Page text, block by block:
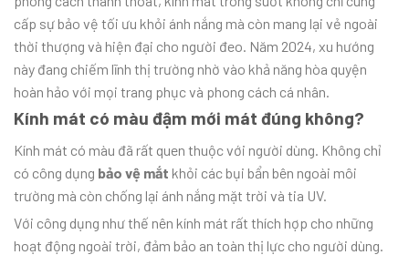
cấp sự bảo vệ tối ưu khỏi ánh nắng mà còn mang lại vẻ ngoài
thời thượng và hiện đại cho người đeo. Năm 2024, xu hướng
này đang chiếm lĩnh thị trường nhờ vào khả năng hòa quyện
hoàn hảo với mọi trang phục và phong cách cá nhân.
Kính mát có màu đậm mới mát đúng không?
Kính mát có màu đã rất quen thuộc với người dùng. Không chỉ
có công dụng bảo vệ mắt khỏi các bụi bẩn bên ngoài môi
trường mà còn chống lại ánh nắng mặt trời và tia UV.
Với công dụng như thế nên kính mát rất thích hợp cho những
hoạt động ngoài trời, đảm bảo an toàn thị lực cho người dùng.